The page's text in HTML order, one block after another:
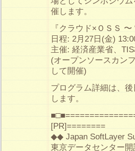
催します。
『クラウド×ＯＳＳ
日程: 2月27日(金)
主催: 経済産業省、
(オープンソースカン
して開催)
プログラム詳細は、
します。
[PR]========
◆◆ Japan SoftLayer
東京データセンター